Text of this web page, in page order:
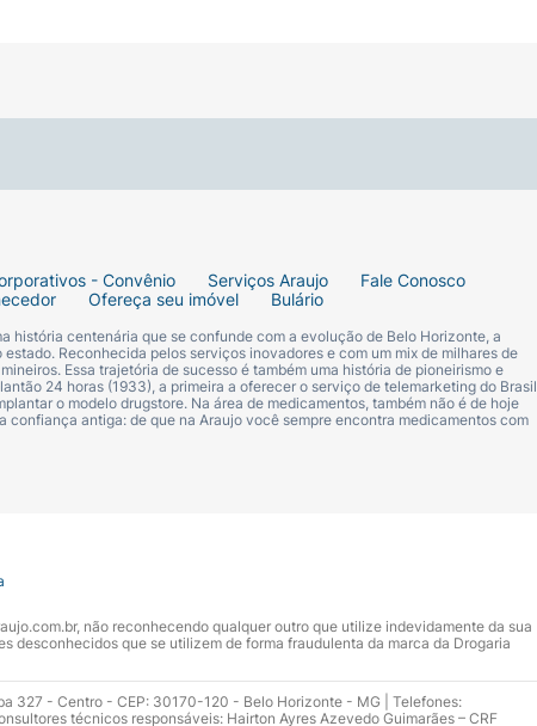
- Convênio Serviços Araujo
Fale Conosco
Ofereça seu imóvel Bulário
história centenária que se confunde com a evolução de Belo Horizonte, a
Reconhecida pelos serviços inovadores e com um mix de milhares de
Essa trajetória de sucesso é também uma história de pioneirismo e
24 horas (1933), a primeira a oferecer o serviço de telemarketing do Brasil
o modelo drugstore. Na área de medicamentos, também não é de hoje
confiança antiga: de que na Araujo você sempre encontra medicamentos com
não reconhecendo qualquer outro que utilize indevidamente da sua
desconhecidos que se utilizem de forma fraudulenta da marca da Drogaria
327 - Centro - CEP: 30170-120 - Belo Horizonte - MG | Telefones:
técnicos responsáveis: Hairton Ayres Azevedo Guimarães – CRF